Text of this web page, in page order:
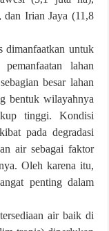
Irian Jaya (11,8
dimanfaatkan untuk
lahan
besar lahan
bentuk wilayahnya
tinggi. Kondisi
pada degradasi
air sebagai faktor
Oleh karena itu,
penting dalam
air baik di